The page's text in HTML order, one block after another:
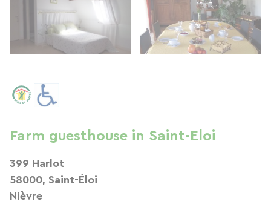
Farm guesthouse in Saint-Eloi
399 Harlot
58000, Saint-Éloi
Nièvre